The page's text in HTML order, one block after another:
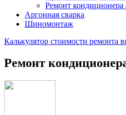
Ремонт кондиционера
Аргонная сварка
Шиномонтаж
Калькулятор стоимости ремонта
Ремонт